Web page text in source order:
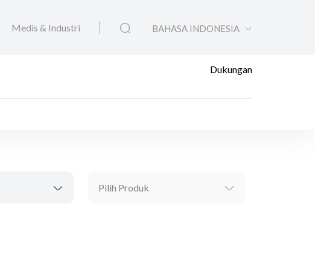
Medis & Industri BAHASA INDONESIA
Dukungan
Pilih Produk